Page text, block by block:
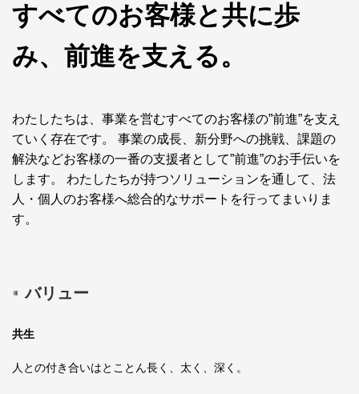
すべてのお客様と共に歩
み、前進を支える。
わたしたちは、事業を営むすべてのお客様の”前進”を支え
ていく存在です。 事業の成長、新分野への挑戦、課題の
解決などお客様の一番の支援者として”前進”のお手伝いを
します。 わたしたちが持つソリューションを通して、法
人・個人のお客様へ総合的なサポートを行ってまいりま
す。
バリュー
共生
人との付き合いはとことん長く、太く、深く。